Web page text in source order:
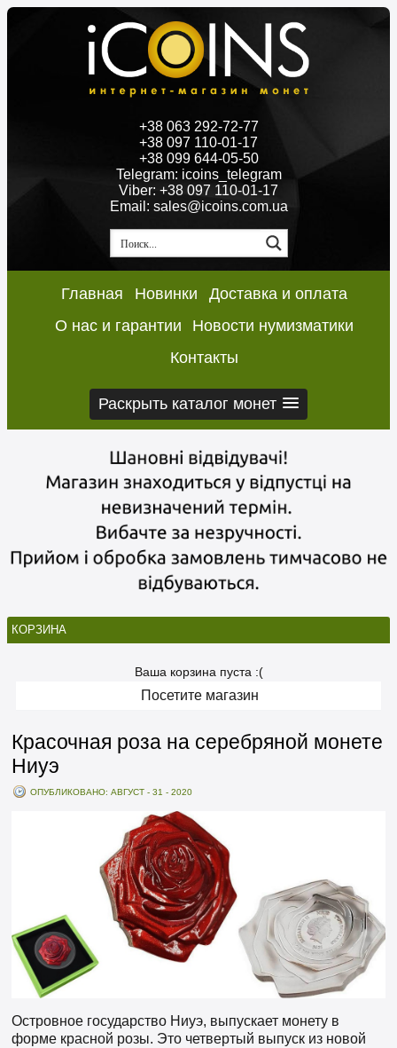
+38 063 292-72-77
+38 097 110-01-17
+38 099 644-05-50
Telegram: icoins_telegram
Viber: +38 097 110-01-17
Email: sales@icoins.com.ua
Главная Новинки
Доставка и оплата
О нас и гарантии
Новости нумизматики
Контакты
Раскрыть каталог монет
КОРЗИНА
Ваша корзина пуста :(
Посетите магазин
Красочная роза на серебряной монете
Ниуэ
ОПУБЛИКОВАНО: АВГУСТ - 31 - 2020
Островное государство Ниуэ, выпускает монету в
форме красной розы. Это четвертый выпуск из новой